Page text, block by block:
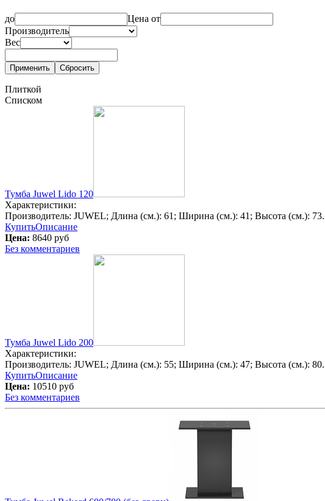
до
Цена от
Производитель
Вес
Плиткой
Списком
Тумба Juwel Lido 120
Характеристики:
Производитель: JUWEL; Длина (см.): 61 ; Ширина (см.): 41 ; Высота (см.): 73.
КупитьОписание
Цена: 8640 руб
Без комментариев
Тумба Juwel Lido 200
Характеристики:
Производитель: JUWEL; Длина (см.): 55; Ширина (см.): 47; Высота (см.): 80.
КупитьОписание
Цена: 10510 руб
Без комментариев